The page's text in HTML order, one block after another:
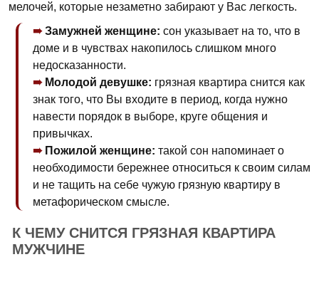
мелочей, которые незаметно забирают у Вас легкость.
Замужней женщине: сон указывает на то, что в
доме и в чувствах накопилось слишком много
недосказанности.
Молодой девушке: грязная квартира снится как
знак того, что Вы входите в период, когда нужно
навести порядок в выборе, круге общения и
привычках.
Пожилой женщине: такой сон напоминает о
необходимости бережнее относиться к своим силам
и не тащить на себе чужую грязную квартиру в
метафорическом смысле.
К ЧЕМУ СНИТСЯ ГРЯЗНАЯ КВАРТИРА
МУЖЧИНЕ